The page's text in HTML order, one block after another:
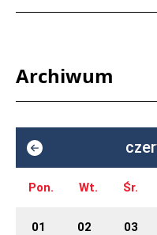
Archiwum
Pon. Wt. Śr.
01 02 03